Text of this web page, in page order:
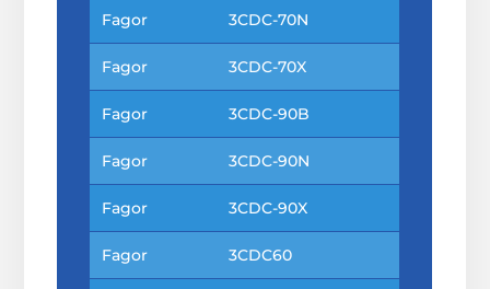
Fagor 3CDC-70N
Fagor 3CDC-70X
Fagor 3CDC-90B
Fagor 3CDC-90N
Fagor 3CDC-90X
Fagor 3CDC60